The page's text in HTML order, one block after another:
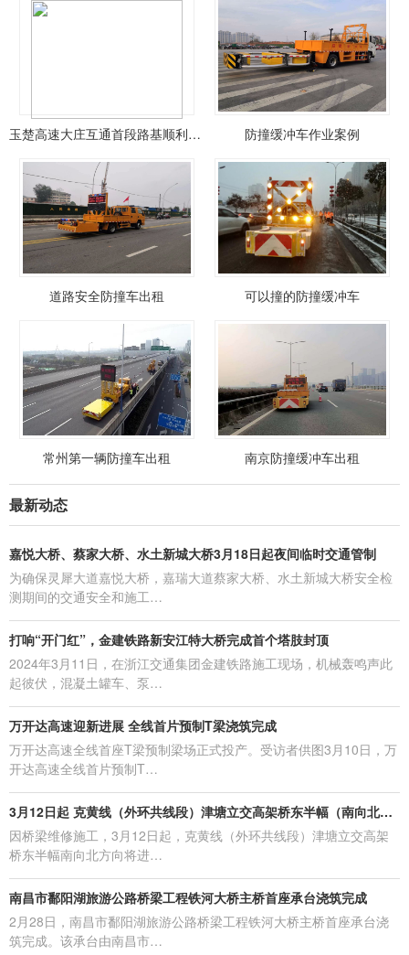
玉楚高速大庄互通首段路基顺利通过交工验收，格拉隧道左幅贯通 防撞缓冲车作业案例
道路安全防撞车出租 可以撞的防撞缓冲车
常州第一辆防撞车出租 南京防撞缓冲车出租
最新动态
嘉悦大桥、蔡家大桥、水土新城大桥3月18日起夜间临时交通管制
为确保灵犀大道嘉悦大桥，嘉瑞大道蔡家大桥、水土新城大桥安全检
测期间的交通安全和施工…
打响“开门红”，金建铁路新安江特大桥完成首个塔肢封顶
2024年3月11日，在浙江交通集团金建铁路施工现场，机械轰鸣声此
起彼伏，混凝土罐车、泵…
万开达高速迎新进展 全线首片预制T梁浇筑完成
万开达高速全线首座T梁预制梁场正式投产。受访者供图3月10日，万
开达高速全线首片预制T…
3月12日起 克黄线（外环共线段）津塘立交高架桥东半幅（南向北方向）启动维修施工
因桥梁维修施工，3月12日起，克黄线（外环共线段）津塘立交高架
桥东半幅南向北方向将进…
南昌市鄱阳湖旅游公路桥梁工程铁河大桥主桥首座承台浇筑完成
2月28日，南昌市鄱阳湖旅游公路桥梁工程铁河大桥主桥首座承台浇
筑完成。该承台由南昌市…